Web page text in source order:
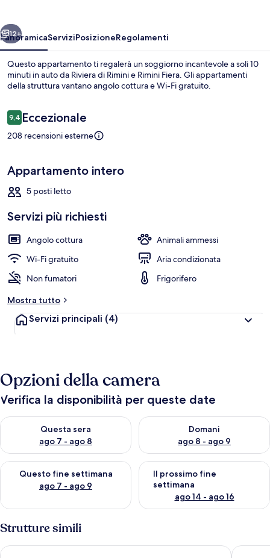
Avanti
12+
PanoramicaServiziPosizioneRegolamenti
Questo appartamento ti regalerà un soggiorno incantevole a soli 10
minuti in auto da Riviera di Rimini e Rimini Fiera. Gli appartamenti
della struttura vantano angolo cottura e Wi-Fi gratuito.
Recensioni
9,49,4 su 10
Eccezionale
208 recensioni esterne
Appartamento intero
5 posti letto
Servizi più richiesti
Angolo cottura
Animali ammessi
Wi-Fi gratuito
Aria condizionata
Non fumatori
Frigorifero
Mostra tutto
Servizi principali (4)
Opzioni della camera
Verifica la disponibilità per queste date
Questa sera
ago 7 - ago 8
Verifica la disponibilità per questa sera, ago 7 - ago 8
Domani
ago 8 - ago 9
Verifica la disponibilità per
Questo fine settimana
ago 7 - ago 9
Verifica la disponibilità per questo fine settimana, ago 7 - ago
Il prossimo fine
settimana
ago 14 - ago 16
Verifica la disponibilità per il
Strutture simili
Hotel Villa Lalla Hotel